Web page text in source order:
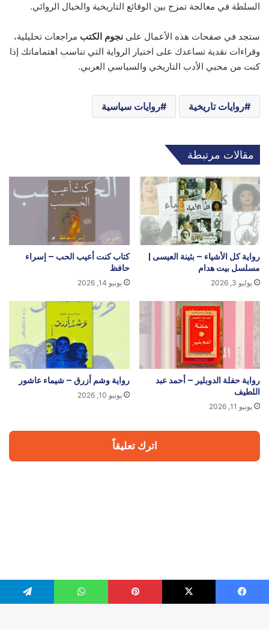
السلطة في معالجة تمزج بين الوقائع التاريخية والخيال الروائي.
ستجد في صفحات هذه الأعمال على نجوم الكتب مراجعات تحليلية،
وقراءات نقدية تساعدك على اختيار الرواية التي تناسب اهتماماتك إذا
كنت من محبي الأدب التاريخي والسياسي العربي.
روايات تاريخية روايات سياسية
مقالات مرتبطة
رواية كل الأشياء – بثينة العيسى |
مسلسل بيت هدام
يوليو 3, 2026
كتاب كنت أعيب الحب – إسراء
حافظ
يونيو 14, 2026
رواية حفلة الدوبلير – أحمد عبد
اللطيف
يونيو 11, 2026
رواية وشم أزرق – شيماء عاشور
يونيو 10, 2026
اترك تعليقاً
فيسبوك ‫X بينتيريست واتساب تيلقرام